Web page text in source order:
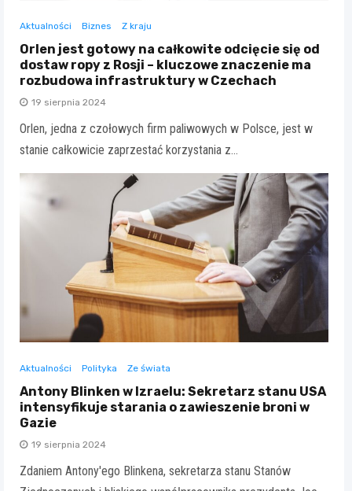
Aktualności Biznes Z kraju
Orlen jest gotowy na całkowite odcięcie się od
dostaw ropy z Rosji – kluczowe znaczenie ma
rozbudowa infrastruktury w Czechach
19 sierpnia 2024
Orlen, jedna z czołowych firm paliwowych w Polsce, jest w
stanie całkowicie zaprzestać korzystania z…
Aktualności Polityka Ze świata
Antony Blinken w Izraelu: Sekretarz stanu USA
intensyfikuje starania o zawieszenie broni w
Gazie
19 sierpnia 2024
Zdaniem Antony'ego Blinkena, sekretarza stanu Stanów